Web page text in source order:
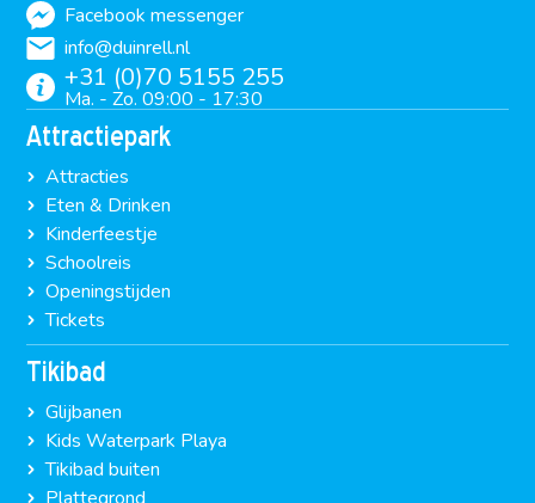
Facebook messenger
info@duinrell.nl
+31 (0)70 5155 255
Ma. - Zo. 09:00 - 17:30
Attractiepark
Attracties
Eten & Drinken
Kinderfeestje
Schoolreis
Openingstijden
Tickets
Tikibad
Glijbanen
Kids Waterpark Playa
Tikibad buiten